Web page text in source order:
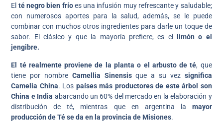
El té negro bien fríoes una infusión muy refrescante y saludable;
con numerosos aportes para la salud, además, se le puede
combinar con muchos otros ingredientes para darle un toque de
sabor. El clásico y que la mayoría prefiere, es el
limón o el
jengibre.
El té realmente proviene de la planta o el arbusto de té, que
tiene por nombre Camellia Sinensisque a su vez significa
Camelia China. Los países más productores de este árbol son
China e India abarcando un 60% del mercado en la elaboración y
distribución de té, mientras que en argentina la mayor
producción de Té se da en la provincia de Misiones.